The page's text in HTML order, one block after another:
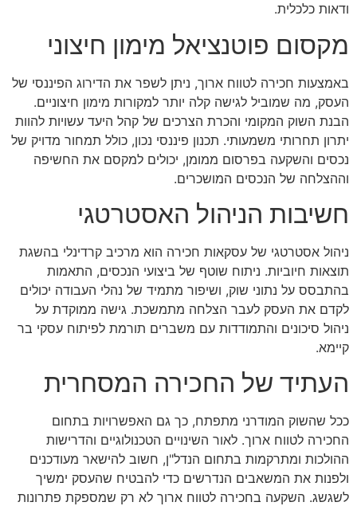
ודאות כלכלית.
מקסום פוטנציאל מימון חיצוני
באמצעות חכירה לטווח ארוך, ניתן לשפר את הדירוג הפיננסי של
העסק, מה שמוביל לגישה קלה יותר למקורות מימון חיצוניים.
הבנת השוק המקומי והכרת הצרכים של קהל היעד עשויות להוות
יתרון תחרותי משמעותי. תכנון פיננסי נכון, כולל תמחור מדויק של
נכסים והשקעה בפרסום ממומן, יכולים למקסם את החשיפה
וההצלחה של הנכסים המושכרים.
חשיבות הניהול האסטרטגי
ניהול אסטרטגי של עסקאות חכירה הוא מרכיב קרדינלי בהשגת
תוצאות חיוביות. ניתוח שוטף של ביצועי הנכסים, התאמות
בהתבסס על נתוני שוק, ושיפור מתמיד של נהלי העבודה יכולים
לקדם את העסק לעבר הצלחה מתמשכת. גישה ממוקדת על
ניהול סיכונים והתמודדות עם משברים תורמת לפיתוח עסקי בר
קיימא.
העתיד של החכירה המסחרית
ככל שהשוק המודרני מתפתח, כך גם האפשרויות בתחום
החכירה לטווח ארוך. לאור השינויים הטכנולוגיים והדרישות
ההולכות ומתרקמות בתחום הנדל"ן, חשוב להישאר מעודכנים
ולפנות את המשאבים הנדרשים כדי להבטיח שהעסק ימשיך
לשגשג. השקעה בחכירה לטווח ארוך לא רק שמספקת פתרונות